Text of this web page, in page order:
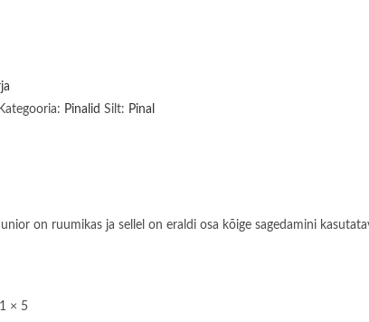
Kategooria: Pinalid Silt: Pinal
on ruumikas ja sellel on eraldi osa kõige sagedamini
× 5